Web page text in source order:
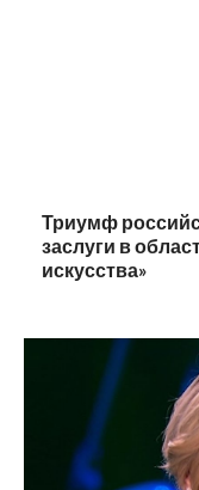
Триумф
заслуги в
искусства»